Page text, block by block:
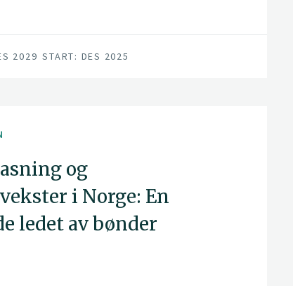
2029 START: DES 2025
og
i Norge: En
ledet av bønder